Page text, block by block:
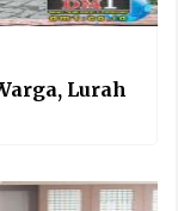
Lurah